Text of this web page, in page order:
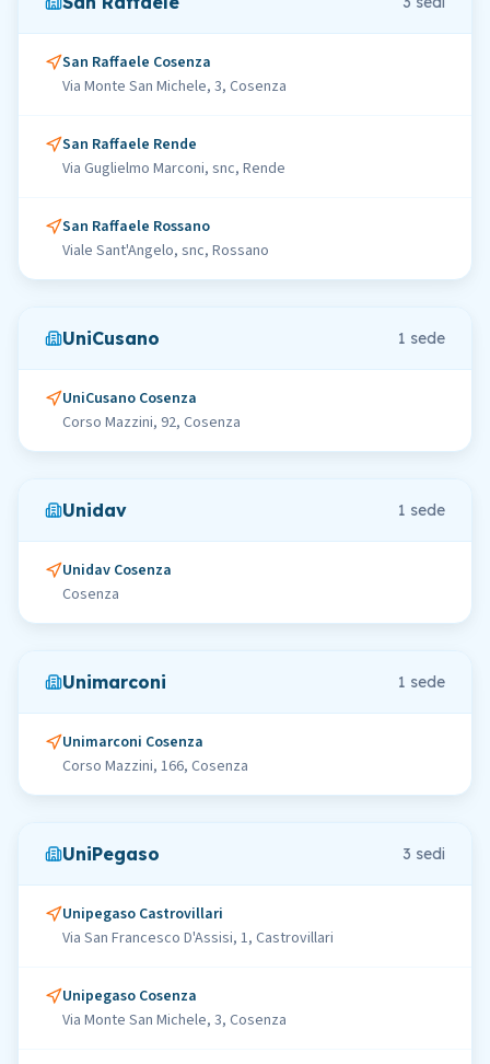
San Raffaele Cosenza
Via Monte San Michele, 3, Cosenza
San Raffaele Rende
Via Guglielmo Marconi, snc, Rende
San Raffaele Rossano
Viale Sant'Angelo, snc, Rossano
UniCusano 1 sede
UniCusano Cosenza
Corso Mazzini, 92, Cosenza
Unidav 1 sede
Unidav Cosenza
Cosenza
Unimarconi 1 sede
Unimarconi Cosenza
Corso Mazzini, 166, Cosenza
UniPegaso 3 sedi
Unipegaso Castrovillari
Via San Francesco D'Assisi, 1, Castrovillari
Unipegaso Cosenza
Via Monte San Michele, 3, Cosenza